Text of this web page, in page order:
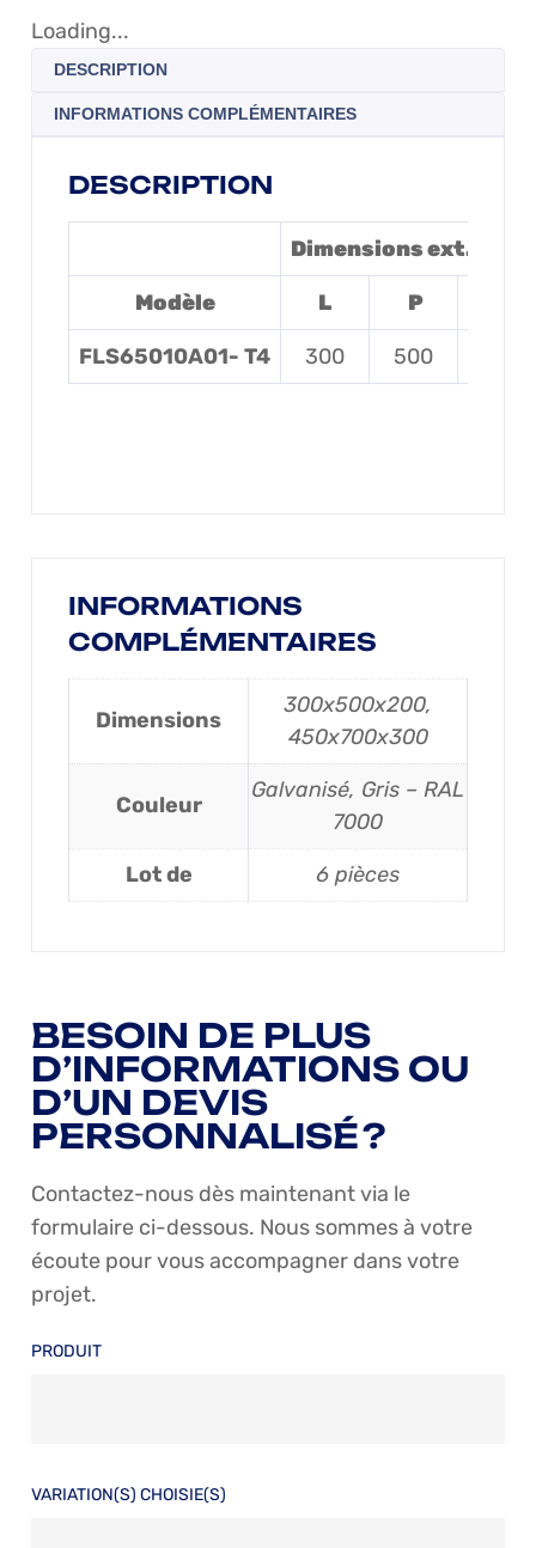
Loading...
DESCRIPTION
INFORMATIONS COMPLÉMENTAIRES
DESCRIPTION
Dimensions ext. (mm)
Modèle L P
FLS65010A01- T4 300 500
INFORMATIONS
COMPLÉMENTAIRES
Dimensions
300x500x200,
450x700x300
Couleur
Galvanisé, Gris – RAL
7000
Lot de
6 pièces
BESOIN DE PLUS
D’INFORMATIONS OU
D’UN DEVIS
PERSONNALISÉ ?
Contactez-nous dès maintenant via le
formulaire ci-dessous. Nous sommes à votre
écoute pour vous accompagner dans votre
projet.
PRODUIT
VARIATION(S) CHOISIE(S)